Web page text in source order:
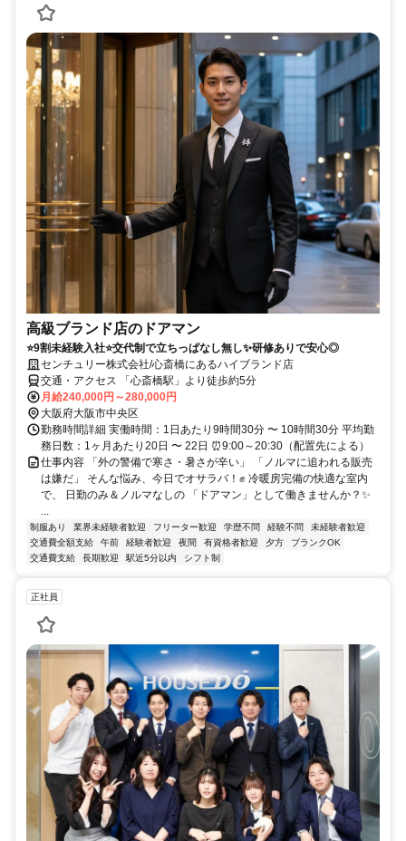
高級ブランド店のドアマン
⭐9割未経験入社⭐交代制で立ちっぱなし無し✨研修ありで安心◎
センチュリー株式会社/心斎橋にあるハイブランド店
交通・アクセス 「心斎橋駅」より徒歩約5分
月給240,000円～280,000円
大阪府大阪市中央区
勤務時間詳細 実働時間：1日あたり9時間30分 〜 10時間30分 平均勤
務日数：1ヶ月あたり20日 〜 22日 ⏰9:00～20:30（配置先による）
仕事内容 「外の警備で寒さ・暑さが辛い」 「ノルマに追われる販売
は嫌だ」 そんな悩み、今日でオサラバ！✊ 冷暖房完備の快適な室内
で、 日勤のみ＆ノルマなしの 「ドアマン」として働きませんか？✨
...
制服あり 業界未経験者歓迎 フリーター歓迎 学歴不問 経験不問
未経験者歓迎
交通費全額支給
午前 経験者歓迎 夜間 有資格者歓迎 夕方
ブランクOK
交通費支給
長期歓迎 駅近5分以内 シフト制
正社員